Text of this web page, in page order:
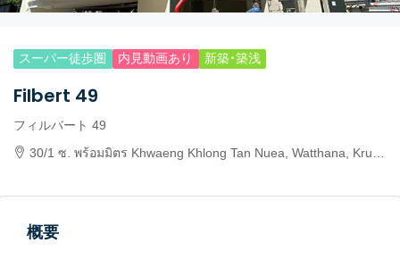
スーパー徒歩圏 内見動画あり 新築・築浅
Filbert 49
フィルバート 49
30/1 ซ. พร้อมมิตร Khwaeng Khlong Tan Nuea, Watthana, Krung Thep Maha Nakhon 10110, Thailand
概要